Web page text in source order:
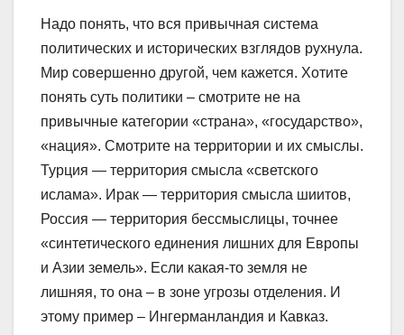
Надо понять, что вся привычная система
политических и исторических взглядов рухнула.
Мир совершенно другой, чем кажется. Хотите
понять суть политики – смотрите не на
привычные категории «страна», «государство»,
«нация». Смотрите на территории и их смыслы.
Турция — территория смысла «светского
ислама». Ирак — территория смысла шиитов,
Россия — территория бессмыслицы, точнее
«синтетического единения лишних для Европы
и Азии земель». Если какая-то земля не
лишняя, то она – в зоне угрозы отделения. И
этому пример – Ингерманландия и Кавказ.